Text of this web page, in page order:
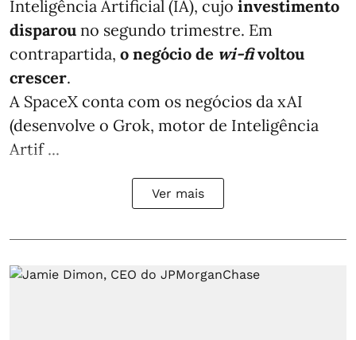
Inteligência Artificial (IA), cujo investimento
disparou no segundo trimestre. Em
contrapartida, o negócio de wi-fivoltou
crescer.
A SpaceX conta com os negócios da xAI
(desenvolve o Grok, motor de Inteligência
Artif ...
Ver mais